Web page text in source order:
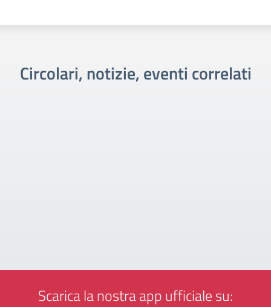
Circolari, notizie, eventi correlati
Scarica la nostra app ufficiale su: